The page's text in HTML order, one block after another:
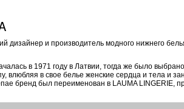
дизайнер и производитель модного нижнего
в 1971 году в Латвии, тогда же было
влюбляя в свое белье женские сердца и тела и
бренд был переименован в LAUMA LINGERIE,